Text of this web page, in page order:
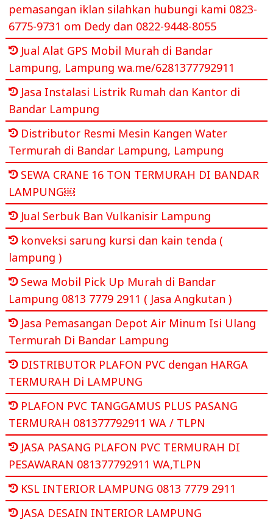
pemasangan iklan silahkan hubungi kami 0823-
6775-9731 om Dedy dan 0822-9448-8055
Jual Alat GPS Mobil Murah di Bandar
Lampung, Lampung wa.me/6281377792911
Jasa Instalasi Listrik Rumah dan Kantor di
Bandar Lampung
Distributor Resmi Mesin Kangen Water
Termurah di Bandar Lampung, Lampung
SEWA CRANE 16 TON TERMURAH DI BANDAR
LAMPUNG￼
Jual Serbuk Ban Vulkanisir Lampung
konveksi sarung kursi dan kain tenda (
lampung )
Sewa Mobil Pick Up Murah di Bandar
Lampung 0813 7779 2911 ( Jasa Angkutan )
Jasa Pemasangan Depot Air Minum Isi Ulang
Termurah Di Bandar Lampung
DISTRIBUTOR PLAFON PVC dengan HARGA
TERMURAH Di LAMPUNG
PLAFON PVC TANGGAMUS PLUS PASANG
TERMURAH 081377792911 WA / TLPN
JASA PASANG PLAFON PVC TERMURAH DI
PESAWARAN 081377792911 WA,TLPN
KSL INTERIOR LAMPUNG 0813 7779 2911
JASA DESAIN INTERIOR LAMPUNG